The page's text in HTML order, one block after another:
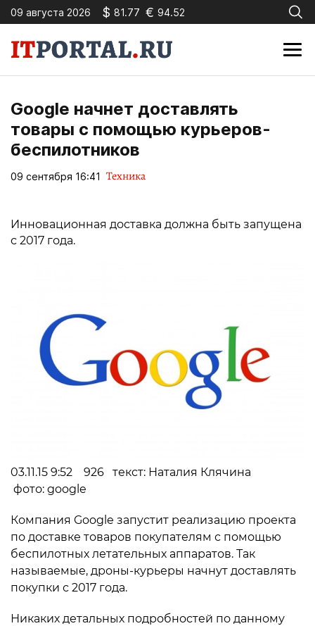
09 августа 2026 $ 81.77 € 94.52
Google начнет доставлять
товары с помощью курьеров-
беспилотников
09 сентября 16:41 Техника
Инновационная доставка должна быть запущена
с 2017 года.
03.11.15 9:52 926 текст: Наталия Клячина
фото: google
Компания Google запустит реализацию проекта
по доставке товаров покупателям с помощью
беспилотных летательных аппаратов. Так
называемые, дроны-курьеры начнут доставлять
покупки с 2017 года.
Никаких детальных подробностей по данному